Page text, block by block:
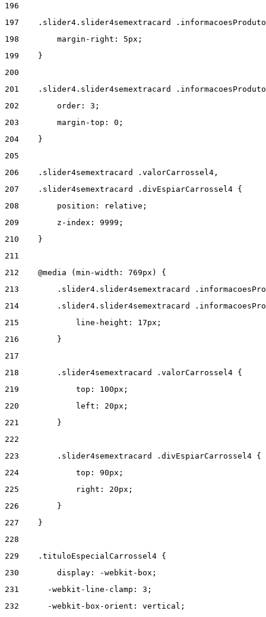
196
197
.slider4.slider4semextracard
198
        margin-right: 5px;
199
    }
200
201
.slider4.slider4semextracard
202
        order: 3;
203
        margin-top: 0;
204
    }
205
206
    .slider4semextracard .valorCarrossel4,
207
    .slider4semextracard .divEspiarCarrossel4 {
208
        position: relative;
209
        z-index: 9999;
210
    }
211
212
    @media (min-width: 769px) {
213
.slider4.slider4semextracard
214
.slider4.slider4semextracard
215
            line-height: 17px;
216
        }
217
218
        .slider4semextracard .valorCarrossel4 {
219
            top: 100px;
220
            left: 20px;
221
        }
222
223
        .slider4semextracard .divEspiarCarrossel4 {
224
            top: 90px;
225
            right: 20px;
226
        }
227
    }
228
229
    .tituloEspecialCarrossel4 {
230
        display: -webkit-box;
231
      -webkit-line-clamp: 3;
232
      -webkit-box-orient: vertical;